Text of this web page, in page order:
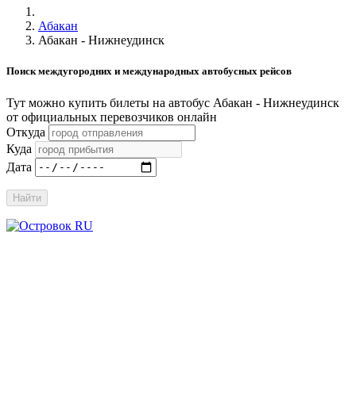
Абакан
Абакан - Нижнеудинск
Поиск междугородних и международных автобусных рейсов
Тут можно купить билеты на автобус Абакан - Нижнеудинск
от официальных перевозчиков онлайн
Откуда
Куда
Дата
Найти